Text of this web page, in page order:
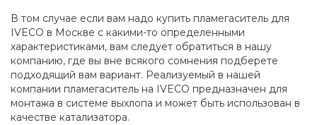
В том случае если вам надо купить пламегаситель для
IVECO в Москве с какими-то определенными
характеристиками, вам следует обратиться в нашу
компанию, где вы вне всякого сомнения подберете
подходящий вам вариант. Реализуемый в нашей
компании пламегаситель на IVECO предназначен для
монтажа в системе выхлопа и может быть использован в
качестве катализатора.